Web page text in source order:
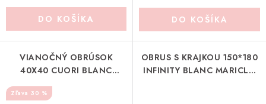
DO KOŠÍKA DO KOŠÍKA
VIANOČNÝ OBRÚSOK
40X40 CUORI BLANC
30 %
OBRUS S KRAJKOU 150*180
INFINITY BLANC MARICLO